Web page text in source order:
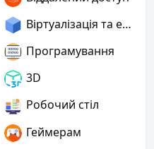
Віртуалізація та емуляція
Програмування
3D
Робочий стіл
Геймерам